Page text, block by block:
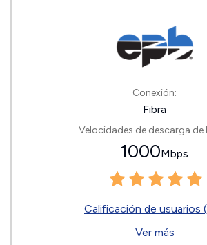
Conexión:
Fibra
Velocidades de descarga de
1000Mbps
Calificación de usuarios
Ver más